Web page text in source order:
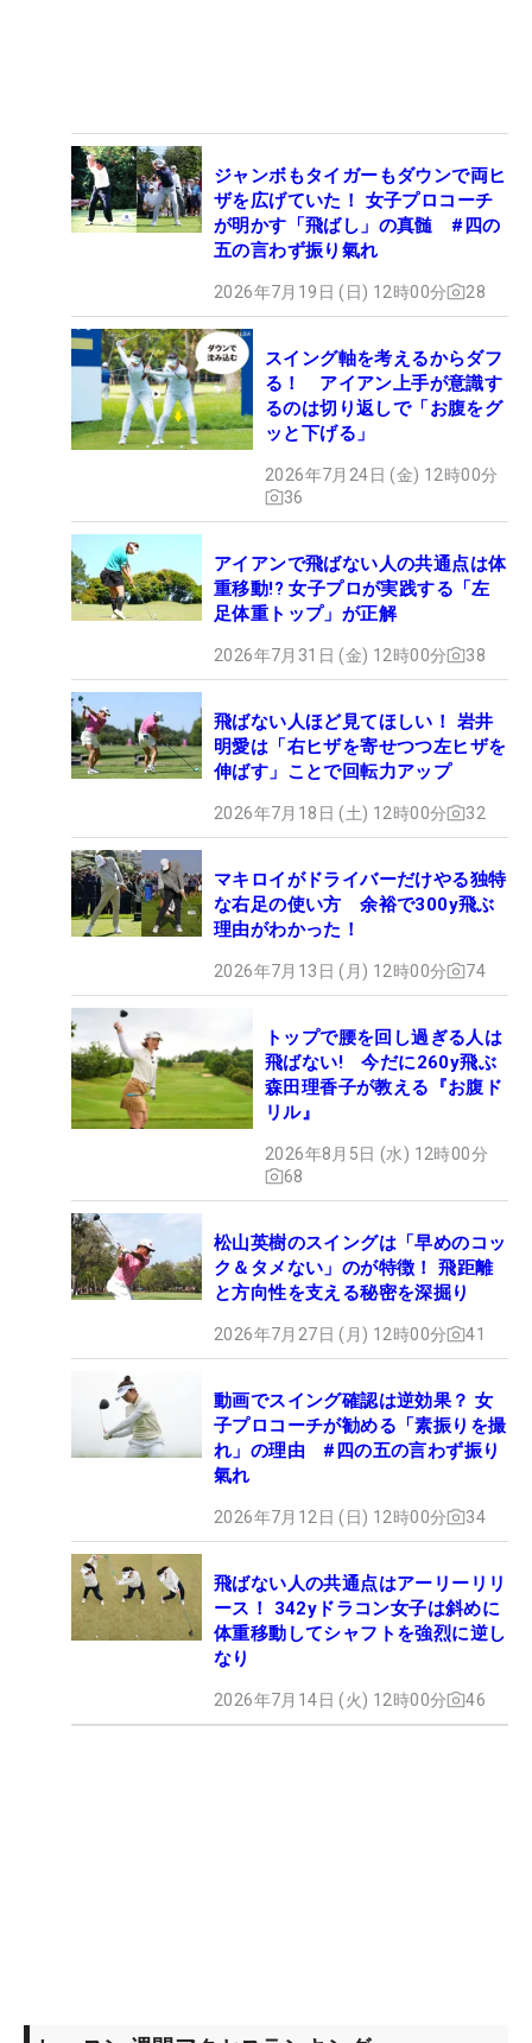
ジャンボもタイガーもダウンで両ヒ
ザを広げていた！ 女子プロコーチ
が明かす「飛ばし」の真髄 #四の
五の言わず振り氣れ
2026年7月19日 (日) 12時00分 28
スイング軸を考えるからダフ
る！ アイアン上手が意識す
るのは切り返しで「お腹をグ
ッと下げる」
2026年7月24日 (金) 12時00分
36
アイアンで飛ばない人の共通点は体
重移動!? 女子プロが実践する「左
足体重トップ」が正解
2026年7月31日 (金) 12時00分 38
飛ばない人ほど見てほしい！ 岩井
明愛は「右ヒザを寄せつつ左ヒザを
伸ばす」ことで回転力アップ
2026年7月18日 (土) 12時00分 32
マキロイがドライバーだけやる独特
な右足の使い方 余裕で300y飛ぶ
理由がわかった！
2026年7月13日 (月) 12時00分 74
トップで腰を回し過ぎる人は
飛ばない! 今だに260y飛ぶ
森田理香子が教える『お腹ド
リル』
2026年8月5日 (水) 12時00分
68
松山英樹のスイングは「早めのコッ
ク＆タメない」のが特徴！ 飛距離
と方向性を支える秘密を深掘り
2026年7月27日 (月) 12時00分 41
動画でスイング確認は逆効果？ 女
子プロコーチが勧める「素振りを撮
れ」の理由 #四の五の言わず振り
氣れ
2026年7月12日 (日) 12時00分 34
飛ばない人の共通点はアーリーリリ
ース！ 342yドラコン女子は斜めに
体重移動してシャフトを強烈に逆し
なり
2026年7月14日 (火) 12時00分 46